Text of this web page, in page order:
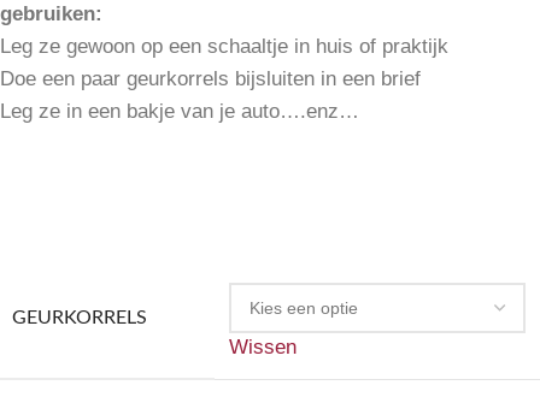
gebruiken:
Leg ze gewoon op een schaaltje in huis of praktijk
Doe een paar geurkorrels bijsluiten in een brief
Leg ze in een bakje van je auto….enz…
GEURKORRELS
Wissen